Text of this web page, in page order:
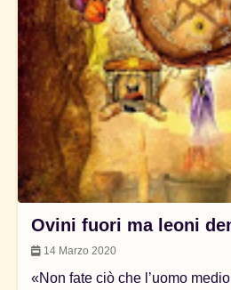
Ovini fuori ma leoni
14 Marzo 2020
«Non fate ciò che l’uomo